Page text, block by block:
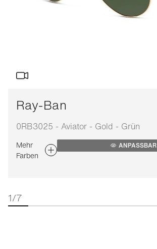
Ray-Ban
0RB3025 - Aviator - Gold - Grün
Mehr
Farben
ANPASSBAR
1/7